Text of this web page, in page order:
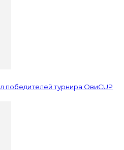
победителей турнира ОвиCUP